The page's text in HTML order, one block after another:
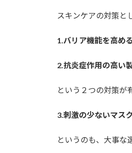
スキンケアの対策と
1.バリア機能を高める
2.抗炎症作用の高い
という２つの対策が
3.刺激の少ないマス
というのも、大事な